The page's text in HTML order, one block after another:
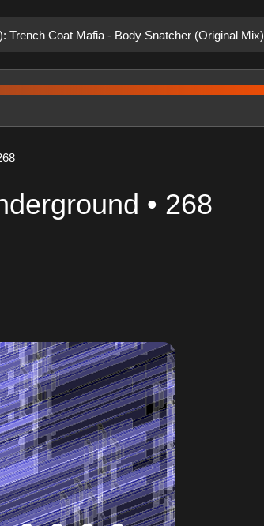
Trench Coat Mafia - Body Snatcher (Original Mix)
• 268